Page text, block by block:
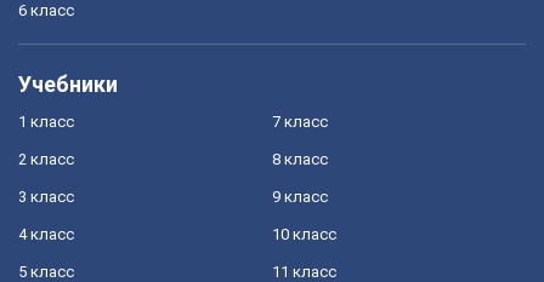
6 класс
Учебники
1 класс
2 класс
3 класс
4 класс
5 класс
7 класс
8 класс
9 класс
10 класс
11 класс